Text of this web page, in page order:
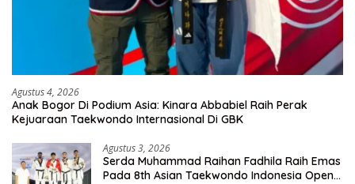
Agustus 4, 2026
Anak Bogor Di Podium Asia: Kinara Abbabiel Raih Perak
Kejuaraan Taekwondo Internasional Di GBK
Agustus 3, 2026
Serda Muhammad Raihan Fadhila Raih Emas
Pada 8th Asian Taekwondo Indonesia Open